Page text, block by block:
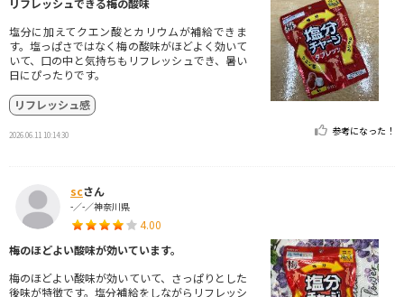
塩分に加えてクエン酸とカリウムが補給できま
す。塩っぱさではなく梅の酸味がほどよく効いて
いて、口の中と気持ちもリフレッシュでき、暑い
日にぴったりです。
リフレッシュ感
2026.06.11 10:14:30 参考になった！
scさん
-／-／神奈川県
4.00
梅のほどよい酸味が効いています。
梅のほどよい酸味が効いていて、さっぱりとした
後味が特徴です。塩分補給をしながらリフレッシ